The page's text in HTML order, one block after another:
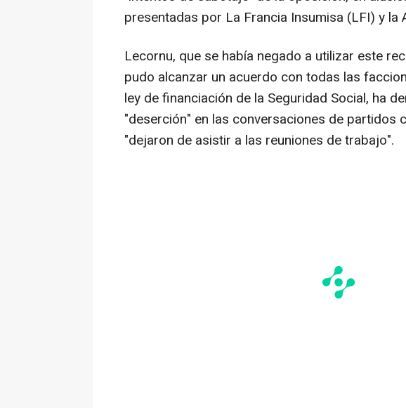
presentadas por La Francia Insumisa (LFI) y la
Lecornu, que se había negado a utilizar este
pudo alcanzar un acuerdo con todas las
ley de financiación de la Seguridad Social, ha
"deserción" en las conversaciones de partidos
"dejaron de asistir a las reuniones de trabajo".